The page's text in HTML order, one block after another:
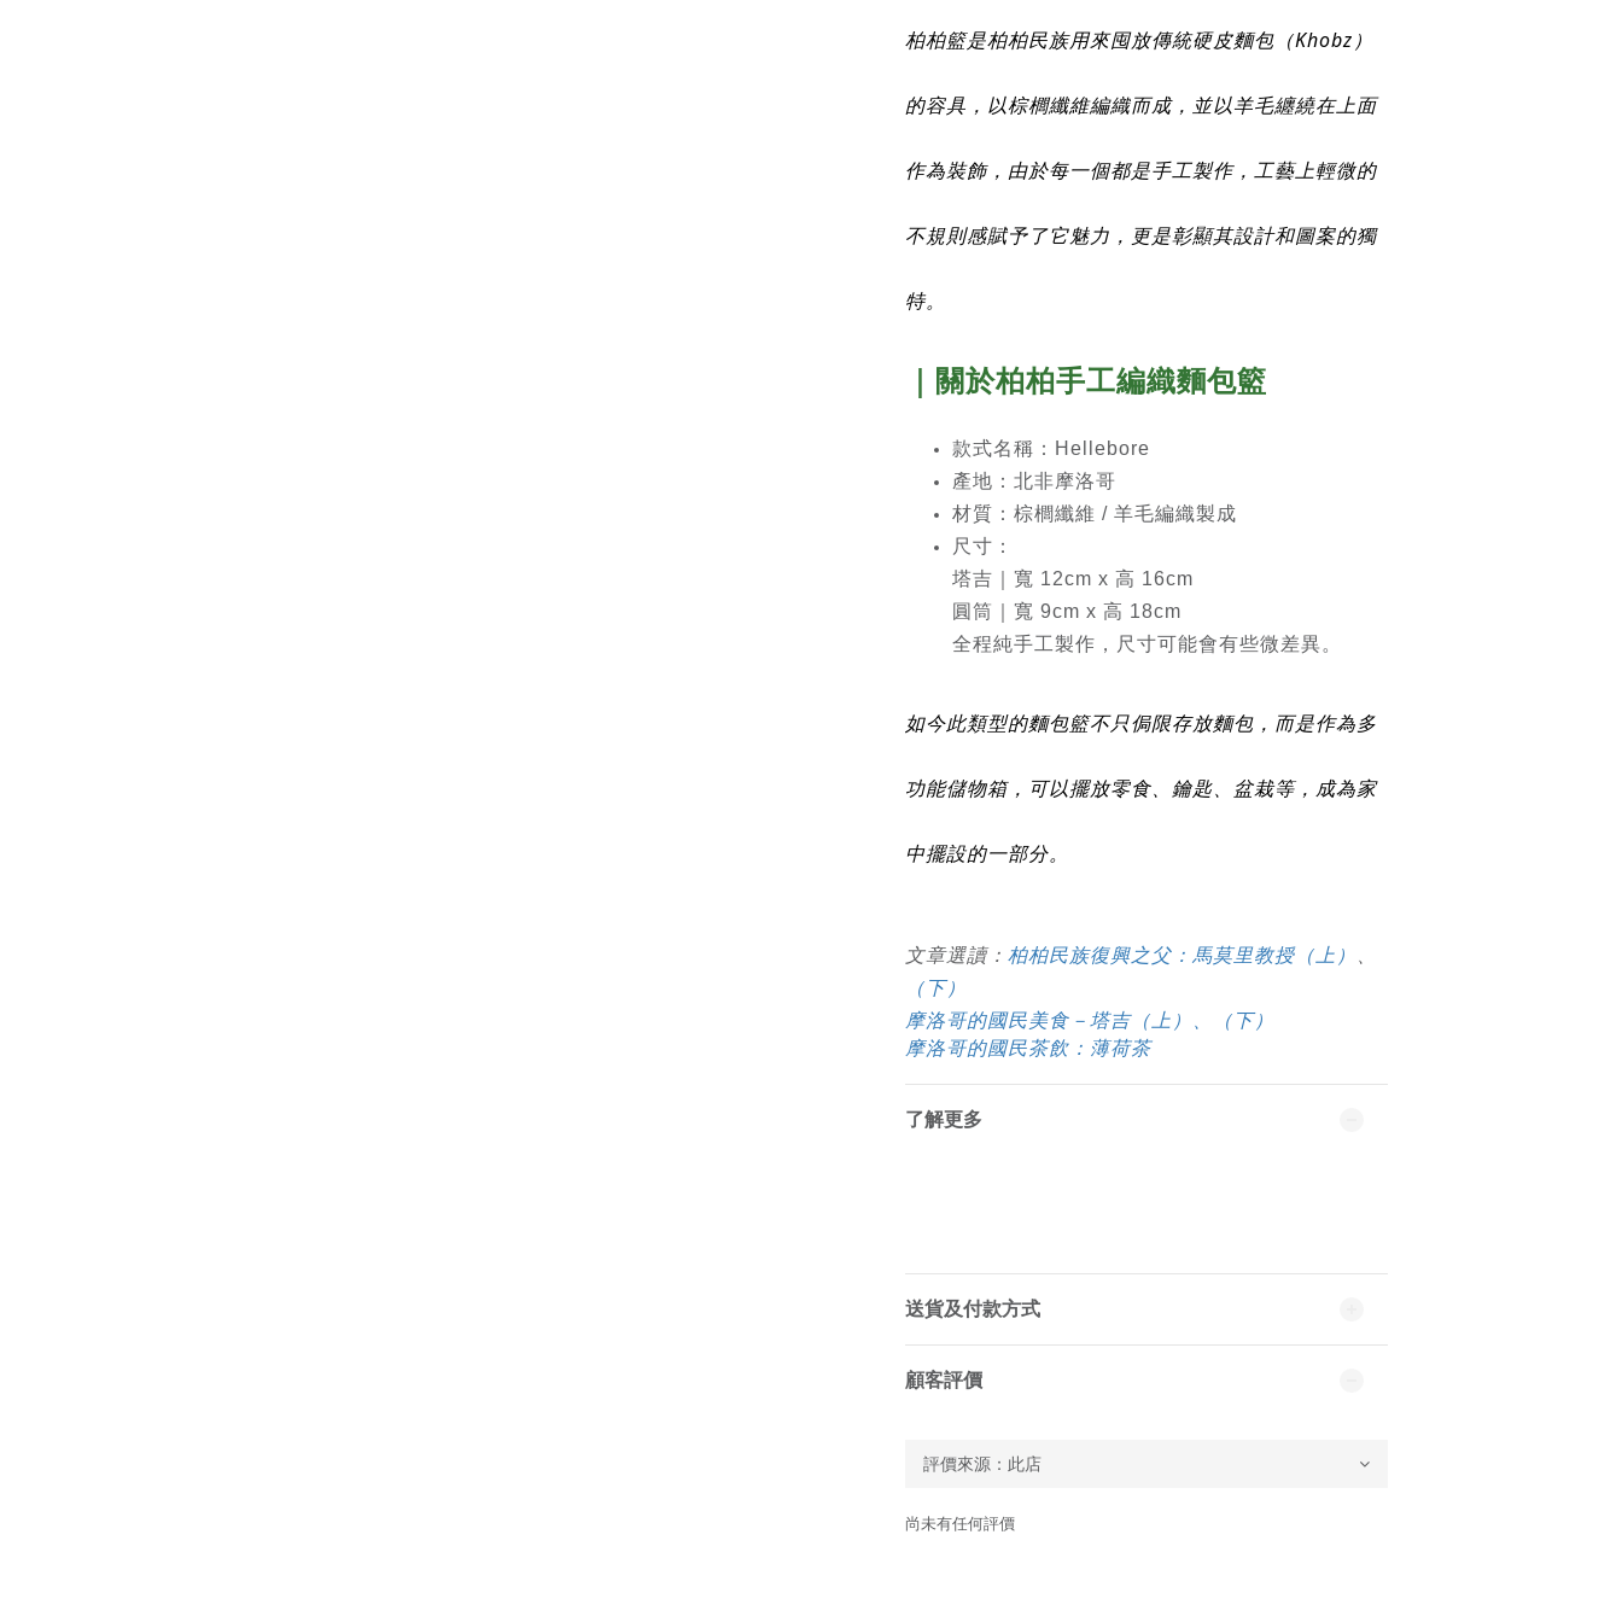
柏柏籃是柏柏民族用來囤放傳統硬皮麵包（Khobz）
的容具，以棕櫚纖維編織而成，並以羊毛纏繞在上面
作為裝飾，由於每一個都是手工製作，工藝上輕微的
不規則感賦予了它魅力，更是彰顯其設計和圖案的獨
特。
｜關於柏柏手工編織麵包籃
款式名稱：Hellebore
產地：北非摩洛哥
材質：棕櫚纖維 / 羊毛編織製成
尺寸：
塔吉｜寬 12cm x 高 16cm
圓筒｜寬 9cm x 高 18cm
全程純手工製作，尺寸可能會有些微差異。
如今此類型的麵包籃不只侷限存放麵包，而是作為多
功能儲物箱，可以擺放零食、鑰匙、盆栽等，成為家
中擺設的一部分。
文章選讀： 柏柏民族復興之父：馬莫里教授（上）
（下）
摩洛哥的國民美食－塔吉（上）
、
（下）
摩洛哥的國民茶飲：薄荷茶
了解更多
送貨及付款方式
顧客評價
尚未有任何評價